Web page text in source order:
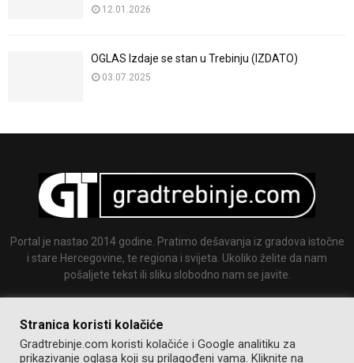
12.01.2026
OGLAS Izdaje se stan u Trebinju (IZDATO)
03.07.2025
Portal je nastao 2014 godine. Pratimo dešavanja iz gradova istočne
i stare Hercegovine, te regiona i svijeta. Ukoliko želite da nam
pošaljete tekst ili sliku slobodno nam se javite.
Stranica koristi kolačiće
Gradtrebinje.com koristi kolačiće i Google analitiku za
prikazivanje oglasa koji su prilagođeni vama. Kliknite na